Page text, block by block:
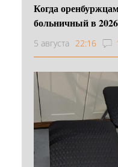
Когда
больничный в
5 августа 22:16